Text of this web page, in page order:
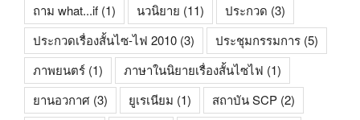
ถาม what...if (1) นวนิยาย (11) ประกวด (3)
ประกวดเรื่องสั้นไซ-ไฟ 2010 (3) ประชุมกรรมการ (5)
ภาพยนตร์ (1) ภาษาในนิยายเรื่องสั้นไซไฟ (1)
ยานอวกาศ (3) ยูเรเนียม (1) สถาบัน SCP (2)